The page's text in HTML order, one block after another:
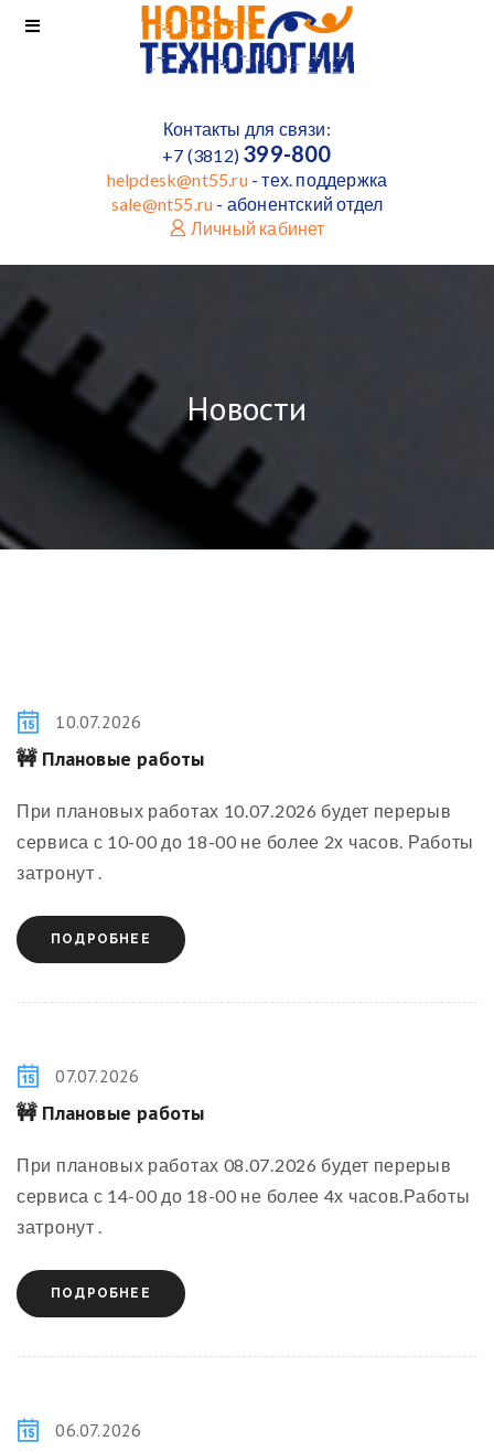
Контакты для связи:
+7 (3812) 399-800
helpdesk@nt55.ru- тех. поддержка
sale@nt55.ru - абонентский отдел
Личный кабинет
Новости
10.07.2026
🚧 Плановые работы
При плановых работах 10.07.2026 будет перерыв
сервиса с 10-00 до 18-00 не более 2х часов. Работы
затронут .
ПОДРОБНЕЕ
07.07.2026
🚧 Плановые работы
При плановых работах 08.07.2026 будет перерыв
сервиса с 14-00 до 18-00 не более 4х часов.Работы
затронут .
ПОДРОБНЕЕ
06.07.2026